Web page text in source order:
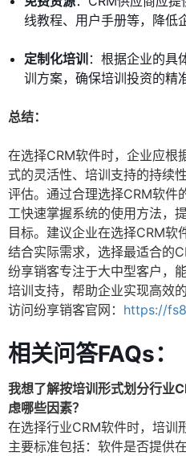
线教程、用户手册等，降低
定制化培训 ：根据企业的具
训方案，确保培训投资的精
总结：
在选择CRM软件时，企业应根
式的灵活性、培训支持的持续
评估。通过合理选择CRM软件
工快速掌握系统的使用方法，
目标。建议企业在选择CRM软
结合实际需求，选择最适合的
纷享销客专注于大中型客户，
培训支持，帮助企业实现高效
访问纷享销客官网： https://
相关问答FAQs：
我想了解按培训形式划分行业
虑哪些因素？
在选择行业CRM软件时，培训
主要标准包括：软件是否提供